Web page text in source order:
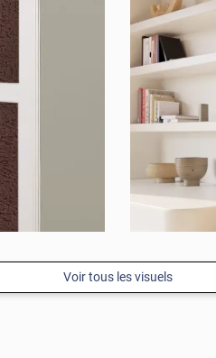
Voir tous les visuels